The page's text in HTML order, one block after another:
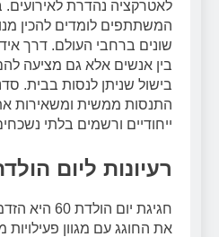
לאטרקציה נהדרת לאירועים.
המשתתפים לומדים להכין
שונים ברחבי העולם. דרך
בין אנשים אלא גם מציעה
בישול שניתן לנסות בבית.
התנסות ממשית ומשאירות
ייחודיים ורשמים בלתי
רעיונות ליום הולדת
חגיגת יום הולדת 60
היא
את החוגג עם מגוון פעילויות